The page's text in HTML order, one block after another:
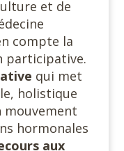
et de
compte la
participative.
qui met
holistique
mouvement
hormonales
aux